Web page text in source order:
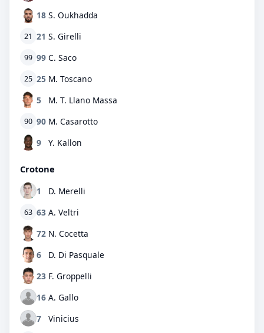
18 S. Oukhadda
21 21 S. Girelli
99 99 C. Saco
25 25 M. Toscano
5
M. T. Llano Massa
90 90 M. Casarotto
9
Y. Kallon
Crotone
1 D. Merelli
63 63 A. Veltri
72 N. Cocetta
6
D. Di Pasquale
23 F. Groppelli
16 A. Gallo
7
Vinicius